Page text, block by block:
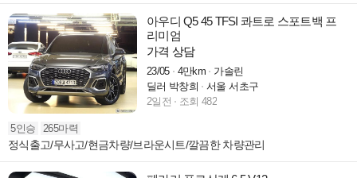
아우디 Q5 45 TFSI 콰트로 스포트백 프
리미엄
가격 상담
23/05 4만km
가솔린
딜러 박창희
서울 서초구
2일전
조회 482
5인승 265마력
정식출고/무사고/현금차량/브라운시트/깔끔한 차량관리